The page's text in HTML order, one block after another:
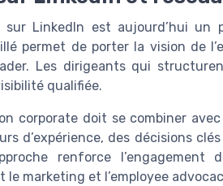
sur LinkedIn est aujourd’hui un
permet de porter la vision de
Les dirigeants qui
qualifiée.
corporate doit se combiner
d’expérience, des décisions
renforce
marketing et l’employee